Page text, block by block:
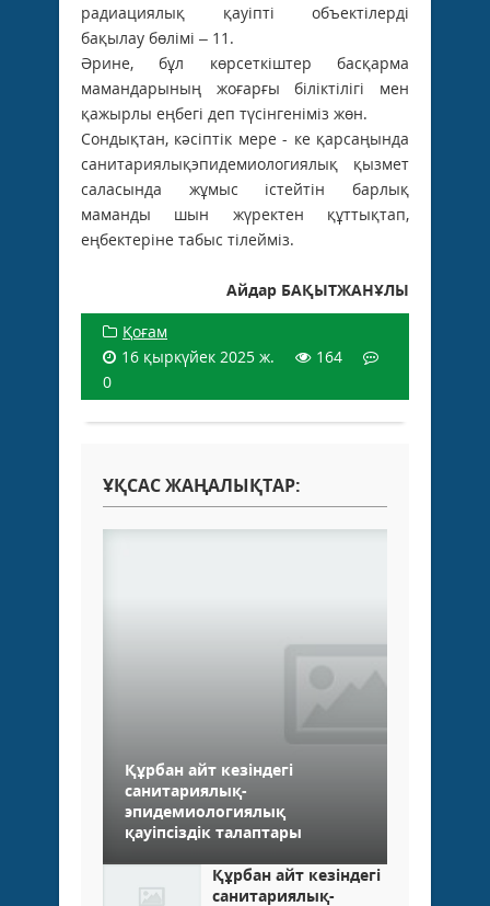
радиациялық қауіпті объектілерді
бақылау бөлімі – 11.
Әрине, бұл көрсеткіштер басқарма
мамандарының жоғарғы біліктілігі мен
қажырлы еңбегі деп түсінгеніміз жөн.
Сондықтан, кәсіптік мере - ке қарсаңында
санитариялықэпидемиологиялық қызмет
саласында жұмыс істейтін барлық
маманды шын жүректен құттықтап,
еңбектеріне табыс тілейміз.
Айдар БАҚЫТЖАНҰЛЫ
Қоғам
16 қыркүйек 2025 ж.
164
0
ҰҚСАС ЖАҢАЛЫҚТАР:
Құрбан айт кезіндегі
санитариялық-
эпидемиологиялық
қауіпсіздік талаптары
Құрбан айт кезіндегі
санитариялық-